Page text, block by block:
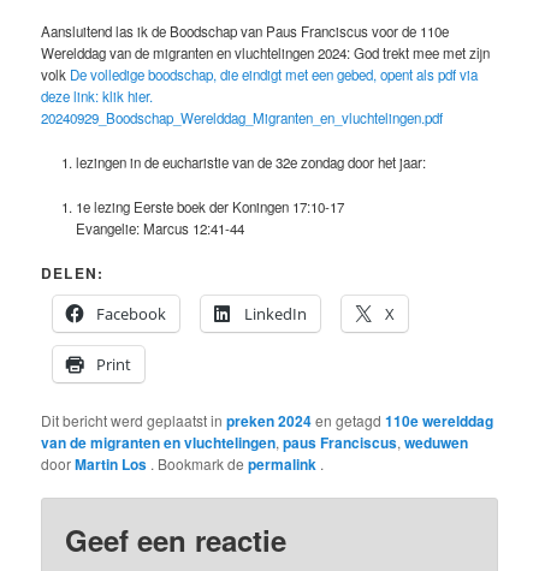
Aansluitend las ik de Boodschap van Paus Franciscus voor de 110e
Werelddag van de migranten en vluchtelingen 2024: God trekt mee met zijn
volk De volledige boodschap, die eindigt met een gebed, opent als pdf via
deze link: klik hier.
20240929_Boodschap_Werelddag_Migranten_en_vluchtelingen.pdf
lezingen in de eucharistie van de 32e zondag door het jaar:
1e lezing Eerste boek der Koningen 17:10-17
Evangelie: Marcus 12:41-44
DELEN:
Facebook
LinkedIn X
Print
Dit bericht werd geplaatst inpreken 2024en getagd110e werelddag
van de migranten en vluchtelingen,paus Franciscus,weduwen
doorMartin Los . Bookmark depermalink .
Geef een reactie